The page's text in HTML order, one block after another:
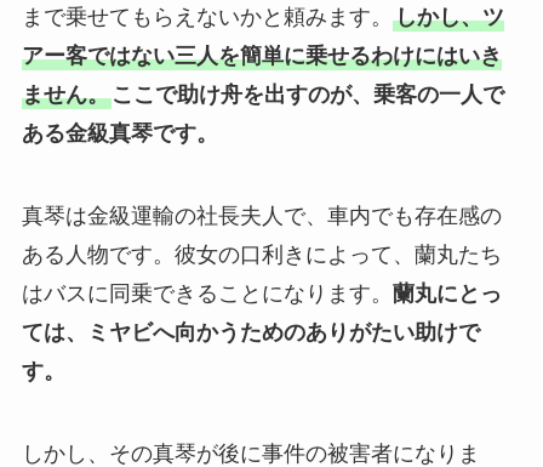
まで乗せてもらえないかと頼みます。 しかし、ツ
アー客ではない三人を簡単に乗せるわけにはいき
ません。ここで助け舟を出すのが、乗客の一人で
ある金級真琴です。
真琴は金級運輸の社長夫人で、車内でも存在感の
ある人物です。彼女の口利きによって、蘭丸たち
はバスに同乗できることになります。 蘭丸にとっ
ては、ミヤビへ向かうためのありがたい助けで
す。
しかし、その真琴が後に事件の被害者になりま